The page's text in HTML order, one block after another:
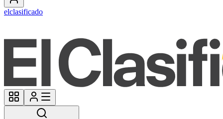
elclasificado